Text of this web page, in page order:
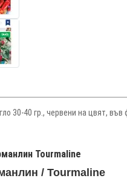
40 гр., червени на цвят, във
Tourmaline
/ Tourmaline